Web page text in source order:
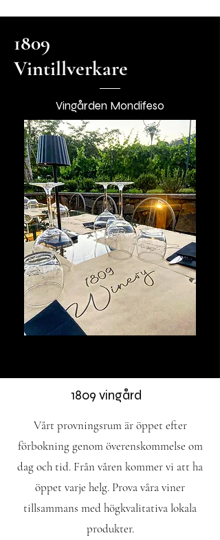
1809
Vintillverkare
Vingården Mondifeso
1809 vingård
Vårt provningsrum är öppet efter
förbokning genom överenskommelse om
dag och tid. Från våren kommer vi att ha
öppet varje helg. Prova våra viner
tillsammans med högkvalitativa lokala
produkter.